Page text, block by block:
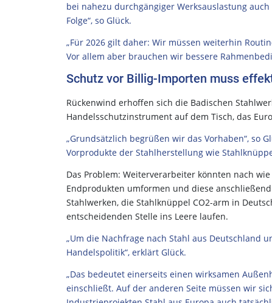
bei nahezu durchgängiger Werksauslastung
Folge“, so Glück.
„Für 2026 gilt daher: Wir müssen weiterhin
Vor allem aber brauchen wir bessere
Schutz vor Billig-Importen muss
Rückenwind erhoffen sich die Badischen
Handelsschutzinstrument auf dem Tisch, das
„Grundsätzlich begrüßen wir das Vorhaben“, so
Vorprodukte der Stahlherstellung wie
Das Problem: Weiterverarbeiter könnten nach
Endprodukten umformen und diese
Stahlwerken, die Stahlknüppel CO2-arm in
entscheidenden Stelle ins Leere laufen.
„Um die Nachfrage nach Stahl aus Deutschland
Handelspolitik“, erklärt Glück.
„Das bedeutet einerseits einen wirksamen
einschließt. Auf der anderen Seite müssen wir